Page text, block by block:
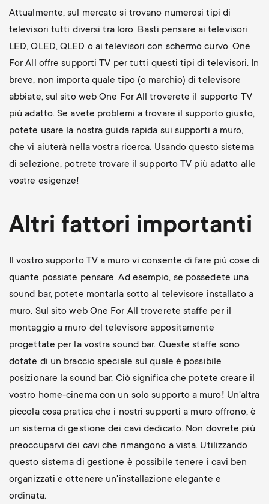
Attualmente, sul mercato si trovano numerosi tipi di
televisori tutti diversi tra loro. Basti pensare ai televisori
LED, OLED, QLED o ai televisori con schermo curvo. One
For All offre supporti TV per tutti questi tipi di televisori. In
breve, non importa quale tipo (o marchio) di televisore
abbiate, sul sito web One For All troverete il supporto TV
più adatto. Se avete problemi a trovare il supporto giusto,
potete usare la nostra guida rapida sui supporti a muro,
che vi aiuterà nella vostra ricerca. Usando questo sistema
di selezione, potrete trovare il supporto TV più adatto alle
vostre esigenze!
Altri fattori importanti
Il vostro supporto TV a muro vi consente di fare più cose di
quante possiate pensare. Ad esempio, se possedete una
sound bar, potete montarla sotto al televisore installato a
muro. Sul sito web One For All troverete staffe per il
montaggio a muro del televisore appositamente
progettate per la vostra sound bar. Queste staffe sono
dotate di un braccio speciale sul quale è possibile
posizionare la sound bar. Ciò significa che potete creare il
vostro home-cinema con un solo supporto a muro! Un'altra
piccola cosa pratica che i nostri supporti a muro offrono, è
un sistema di gestione dei cavi dedicato. Non dovrete più
preoccuparvi dei cavi che rimangono a vista. Utilizzando
questo sistema di gestione è possibile tenere i cavi ben
organizzati e ottenere un'installazione elegante e
ordinata.